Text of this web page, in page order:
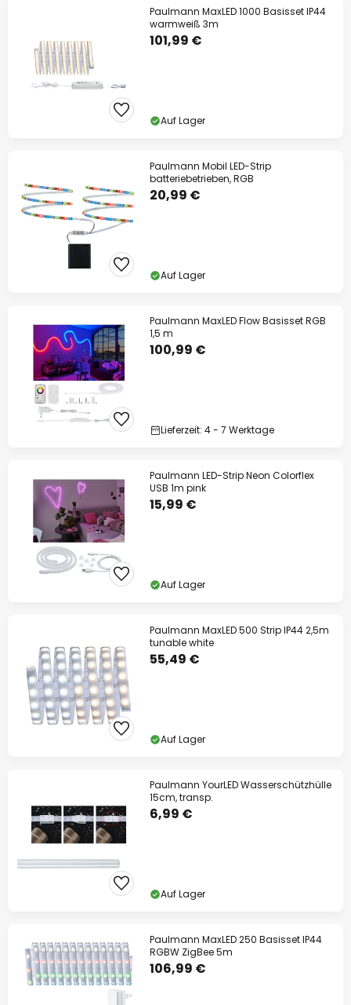
Paulmann MaxLED 1000 Basisset IP44
warmweiß 3m
101,99 €
Auf Lager
Paulmann Mobil LED-Strip
batteriebetrieben, RGB
20,99 €
Auf Lager
Paulmann MaxLED Flow Basisset RGB
1,5 m
100,99 €
Lieferzeit: 4 - 7 Werktage
Paulmann LED-Strip Neon Colorflex
USB 1m pink
15,99 €
Auf Lager
Paulmann MaxLED 500 Strip IP44 2,5m
tunable white
55,49 €
Auf Lager
Paulmann YourLED Wasserschützhülle
15cm, transp.
6,99 €
Auf Lager
Paulmann MaxLED 250 Basisset IP44
RGBW ZigBee 5m
106,99 €